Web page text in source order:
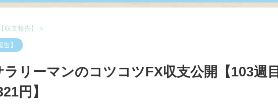
収支報告】 >
】
ラリーマンのコツコツFX収支公開【103週目
円】